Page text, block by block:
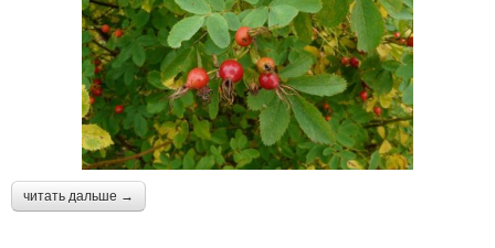
читать дальше →